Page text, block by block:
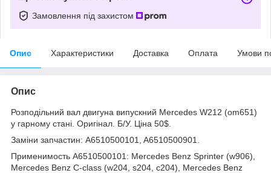
Замовлення під захистом
Опис Характеристики Доставка Оплата Умови
Опис
Розподільний вал двигуна випускний Mercedes W212 (om651)
у гарному стані. Оригінал. Б/У. Ціна 50$.
Заміни запчастин: A6510500101, A6510500901.
Применимость A6510500101: Mercedes Benz Sprinter (w906),
Mercedes Benz C-class (w204, s204, c204), Mercedes Benz